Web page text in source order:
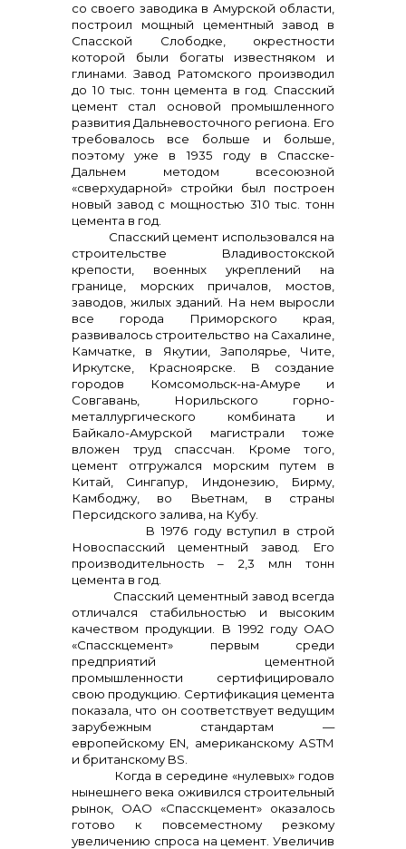
info@vostokcement.ru
со своего заводика в Амурской области,
построил мощный цементный завод в
Спасской Слободке, окрестности
которой были богаты известняком и
глинами. Завод Ратомского производил
до 10 тыс. тонн цемента в год. Спасский
цемент стал основой промышленного
развития Дальневосточного региона. Его
требовалось все больше и больше,
поэтому уже в 1935 году в Спасске-
Дальнем методом всесоюзной
«сверхударной» стройки был построен
новый завод с мощностью 310 тыс. тонн
цемента в год.
Спасский цемент использовался на
строительстве Владивостокской
крепости, военных укреплений на
границе, морских причалов, мостов,
заводов, жилых зданий. На нем выросли
все города Приморского края,
развивалось строительство на Сахалине,
Камчатке, в Якутии, Заполярье, Чите,
Иркутске, Красноярске. В создание
городов Комсомольск-на-Амуре и
Совгавань, Норильского горно-
металлургического комбината и
Байкало-Амурской магистрали тоже
вложен труд спассчан. Кроме того,
цемент отгружался морским путем в
Китай, Сингапур, Индонезию, Бирму,
Камбоджу, во Вьетнам, в страны
Персидского залива, на Кубу.
В 1976 году вступил в строй
Новоспасский цементный завод. Его
производительность – 2,3 млн тонн
цемента в год.
Спасский цементный завод всегда
отличался стабильностью и высоким
качеством продукции. В 1992 году ОАО
«Спасскцемент» первым среди
предприятий цементной
промышленности сертифицировало
свою продукцию. Сертификация цемента
показала, что он соответствует ведущим
зарубежным стандартам —
европейскому EN, американскому ASTM
и британскому BS.
Когда в середине «нулевых» годов
нынешнего века оживился строительный
рынок, ОАО «Спасскцемент» оказалось
готово к повсеместному резкому
увеличению спроса на цемент. Увеличив